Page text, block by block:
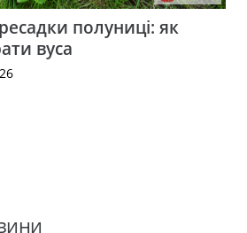
полуниці: як
вуса